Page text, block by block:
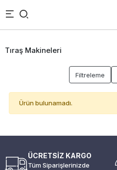
Tıraş Makineleri
Filtreleme
Ürün bulunamadı.
ÜCRETSİZ KARGO
Tüm Siparişlerinizde